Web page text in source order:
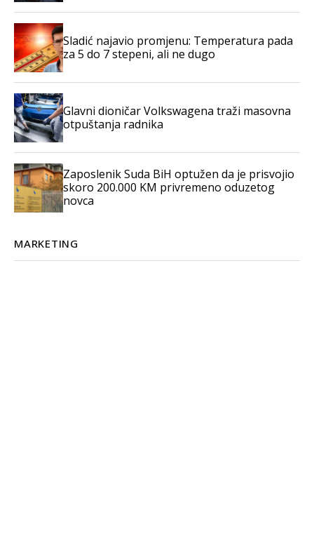
Sladić najavio promjenu: Temperatura pada
za 5 do 7 stepeni, ali ne dugo
Glavni dioničar Volkswagena traži masovna
otpuštanja radnika
Zaposlenik Suda BiH optužen da je prisvojio
skoro 200.000 KM privremeno oduzetog
novca
MARKETING